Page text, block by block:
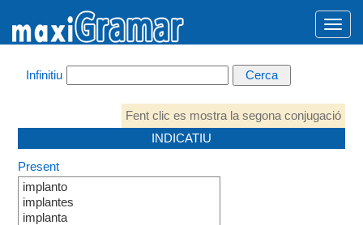
Infinitiu
Fent clic es mostra la segona conjugació
INDICATIU
Present
implanto
implantes
implanta